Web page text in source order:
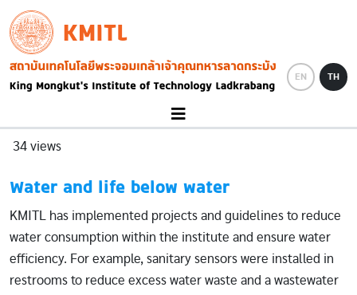
Skip to main content
KMITL
Image
EN TH
34 views
Water and life below water
KMITL has implemented projects and guidelines to reduce
water consumption within the institute and ensure water
efficiency. For example, sanitary sensors were installed in
restrooms to reduce excess water waste and a wastewater